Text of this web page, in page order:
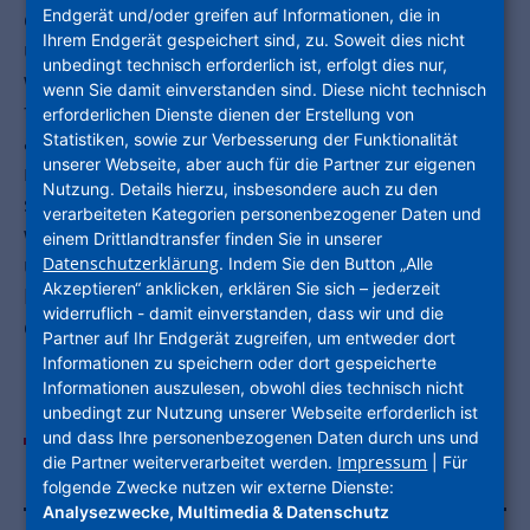
dafür zu gewinnen, es uns gleichzutun. Die von
uns gegründete Initiative Wohnen.2050 ist ein
wirksames Mittel auf diesem Weg. Natürlich
freut es uns, dass unser Nachhaltigkeitsansatz
auch bei vielen Wettbewerben anerkannt und
mit Preisen belohnt wird. Die Auszeichnungen
sind jedoch nicht Ziel, sondern Resultat dessen,
was uns wirklich wichtig ist: Wir wollen nicht
über Nachhaltigkeit reden - wir wollen handeln.
Denn Klimaschutz ist die Jahrhundertaufgabe
der Wohnungswirtschaft.
Endgerät und/oder greifen auf Informationen, die in
Ihrem Endgerät gespeichert sind, zu. Soweit dies nicht
unbedingt technisch erforderlich ist, erfolgt dies nur,
wenn Sie damit einverstanden sind. Diese nicht technisch
erforderlichen Dienste dienen der Erstellung von
Statistiken, sowie zur Verbesserung der Funktionalität
unserer Webseite, aber auch für die Partner zur eigenen
Nutzung. Details hierzu, insbesondere auch zu den
verarbeiteten Kategorien personenbezogener Daten und
einem Drittlandtransfer finden Sie in unserer
Datenschutzerklärung. Indem Sie den Button „Alle
Akzeptieren“ anklicken, erklären Sie sich – jederzeit
widerruflich - damit einverstanden, dass wir und die
Partner auf Ihr Endgerät zugreifen, um entweder dort
Informationen zu speichern oder dort gespeicherte
Informationen auszulesen, obwohl dies technisch nicht
unbedingt zur Nutzung unserer Webseite erforderlich ist
und dass Ihre personenbezogenen Daten durch uns und
die Partner weiterverarbeitet werden. Impressum | Für
folgende Zwecke nutzen wir externe Dienste:
Analysezwecke, Multimedia & Datenschutz